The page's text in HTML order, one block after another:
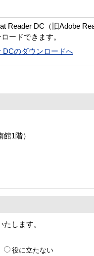
Reader DC（旧Adobe
ードできます。
DCのダウンロードへ
1階）
します。
役に立たない